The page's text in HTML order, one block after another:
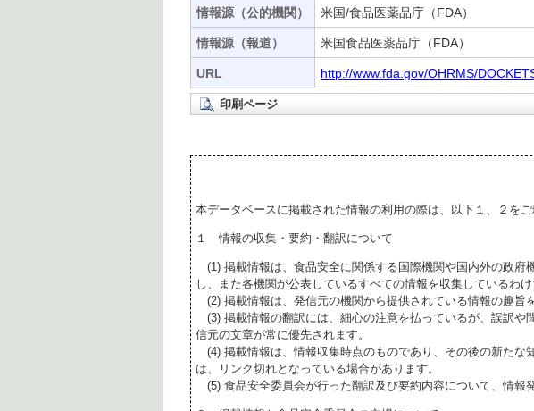
情報源（公的機関） 米国/食品医薬品庁（FDA）
情報源（報道） 米国食品医薬品庁（FDA）
URL http://www.fda.gov/OHRMS/
印刷ページ
本データベースに掲載された情報の利用の際は、以下１、２を
１ 情報の収集・要約・翻訳について
(1) 掲載情報は、食品安全に関係する国際機関や国内外の政府
し、また各機関が公表しているすべての情報を収集しているわけ
(2) 掲載情報は、発信元の機関から提供されている情報の趣旨
(3) 掲載情報の翻訳には、細心の注意を払っているが、誤訳や
信元の文章が常に優先されます。
(4) 掲載情報は、情報収集時点のものであり、その後の新たな
は、リンク切れとなっている場合があります。
(5) 食品安全委員会が行った翻訳及び要約内容について、情報